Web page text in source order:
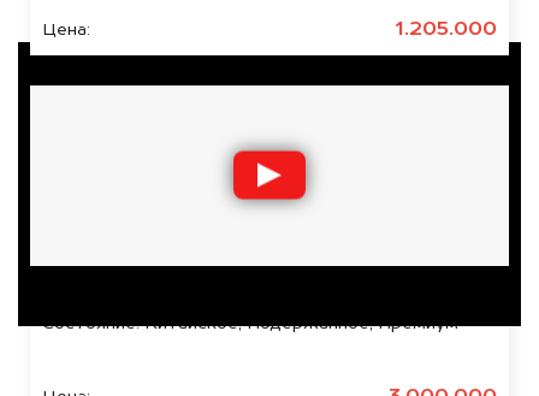
Цена: 1.205.000
Состояние:Китайское, Подержанное, Премиум